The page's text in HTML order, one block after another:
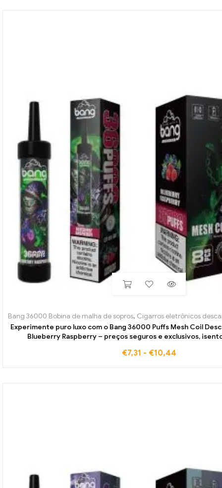
Bang 36000 Bobina de malha de sopros, Cigarros eletrônicos
Experimente puro luxo com o Bang 36000 Puffs Mesh Coil
Blueberry Raspberry – preços seguros e exclusivos,
€7,31 - €10,44